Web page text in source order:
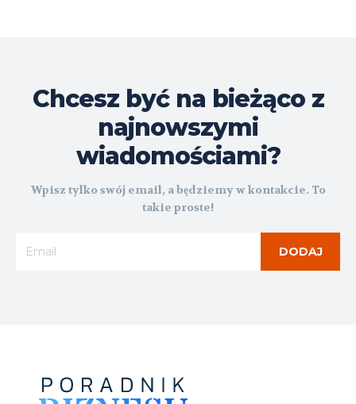
Chcesz być na bieżąco z
najnowszymi
wiadomościami?
Wpisz tylko swój email, a będziemy w kontakcie. To
takie proste!
DODAJ